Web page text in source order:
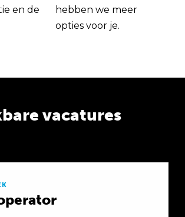
en de
hebben we meer
opties voor je.
vacatures